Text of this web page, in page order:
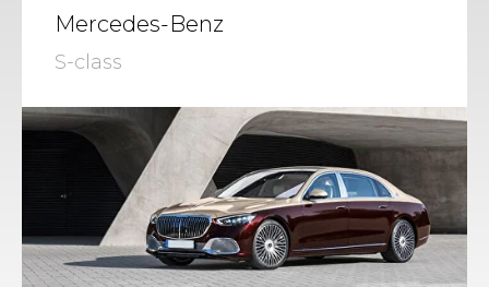
Mercedes-Benz
S-class